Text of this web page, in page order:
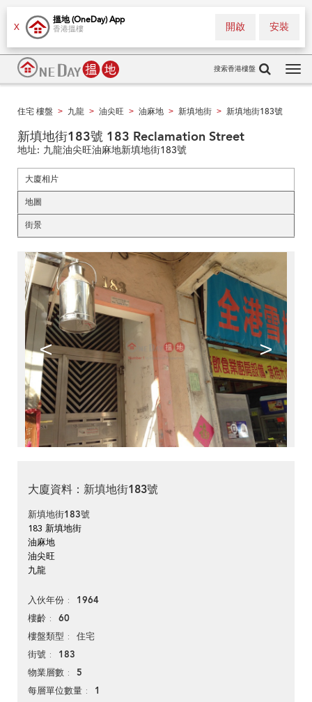
X
搵地 (OneDay) App
香港搵樓 安裝
開啟
搜索香港樓盤
住宅 樓盤 > 九龍 > 油尖旺 > 油麻地 > 新填地街 > 新填地街183號
新填地街183號 183 Reclamation Street
地址: 九龍油尖旺油麻地新填地街183號
大廈相片
地圖
街景
< >
大廈資料：新填地街183號
新填地街183號
183 新填地街
油麻地
油尖旺
九龍
入伙年份 1964
樓齡 60
樓盤類型 住宅
街號 183
物業層數 5
每層單位數量 1